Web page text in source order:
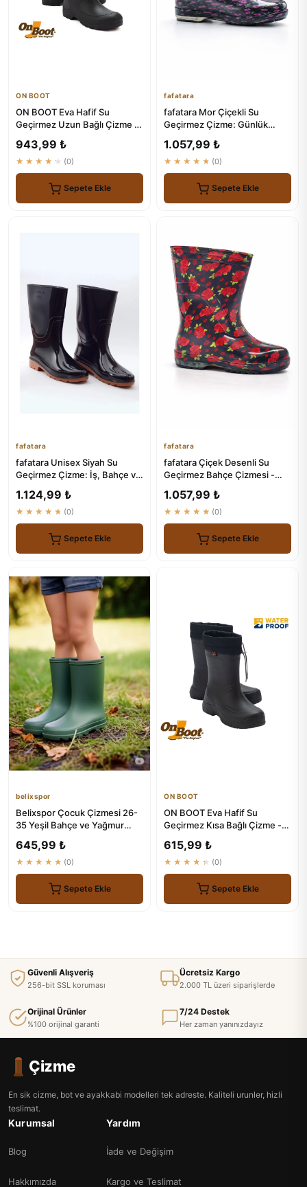
ON BOOT
ON BOOT Eva Hafif Su
Geçirmez Uzun Bağlı Çizme -
943,99 ₺
★★★★★ (0)
Sepete Ekle
fafatara
fafatara Mor Çiçekli Su
Geçirmez Çizme: Günlük
1.057,99 ₺
★★★★★ (0)
Sepete Ekle
fafatara
fafatara Unisex Siyah Su
Geçirmez Çizme: İş, Bahçe ve
1.124,99 ₺
★★★★★ (0)
Sepete Ekle
fafatara
fafatara Çiçek Desenli Su
Geçirmez Bahçe Çizmesi -
1.057,99 ₺
★★★★★ (0)
Sepete Ekle
belixspor
Belixspor Çocuk Çizmesi 26-
35 Yeşil Bahçe ve Yağmur
645,99 ₺
★★★★★ (0)
Sepete Ekle
ON BOOT
ON BOOT Eva Hafif Su
Geçirmez Kısa Bağlı Çizme -
615,99 ₺
★★★★★ (0)
Sepete Ekle
Güvenli Alışveriş
256-bit SSL koruması
Ücretsiz Kargo
2.000 TL üzeri siparişlerde
Orijinal Ürünler
%100 orijinal garanti
7/24 Destek
Her zaman yanınızdayız
Çizme
En sik cizme, bot ve ayakkabi modelleri tek adreste. Kaliteli urunler, hizli
teslimat.
Kurumsal
Blog
Hakkımızda
Yardım
İade ve Değişim
Kargo ve Teslimat